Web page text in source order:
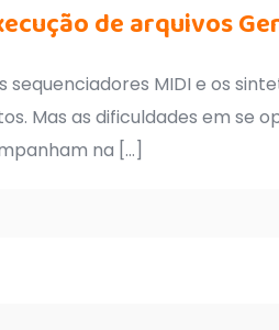
de arquivos
sequenciadores MIDI e os
Mas as dificuldades em se
na […]